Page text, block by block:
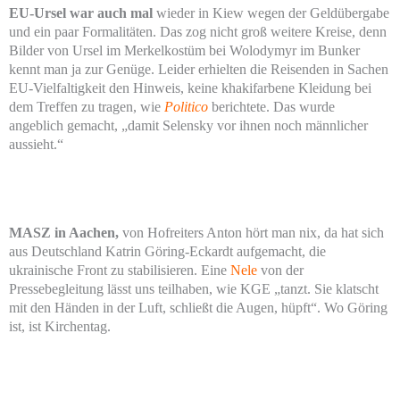
EU-Ursel war auch mal wieder in Kiew wegen der Geldübergabe
und ein paar Formalitäten. Das zog nicht groß weitere Kreise, denn
Bilder von Ursel im Merkelkostüm bei Wolodymyr im Bunker
kennt man ja zur Genüge. Leider erhielten die Reisenden in Sachen
EU-Vielfaltigkeit den Hinweis, keine khakifarbene Kleidung bei
dem Treffen zu tragen, wie Politico berichtete. Das wurde
angeblich gemacht, „damit Selensky vor ihnen noch männlicher
aussieht.“
MASZ in Aachen, von Hofreiters Anton hört man nix, da hat sich
aus Deutschland Katrin Göring-Eckardt aufgemacht, die
ukrainische Front zu stabilisieren. Eine Nele von der
Pressebegleitung lässt uns teilhaben, wie KGE „tanzt. Sie klatscht
mit den Händen in der Luft, schließt die Augen, hüpft“. Wo Göring
ist, ist Kirchentag.